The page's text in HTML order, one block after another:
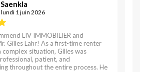
1 juin 2026
LIV IMMOBILIER and
Gilles Lahr! As a first-time renter
complex situation, Gilles was
patient, and
throughout the entire process. He